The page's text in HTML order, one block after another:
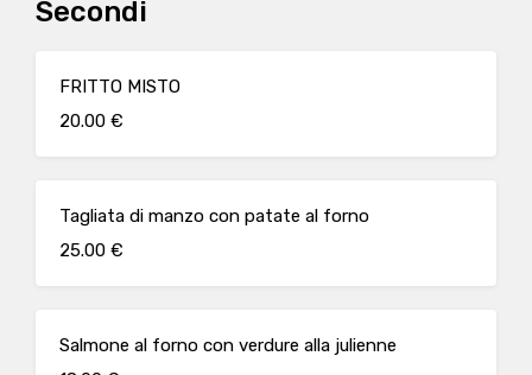
Secondi
FRITTO MISTO
20.00 €
Tagliata di manzo con patate al forno
25.00 €
Salmone al forno con verdure alla julienne